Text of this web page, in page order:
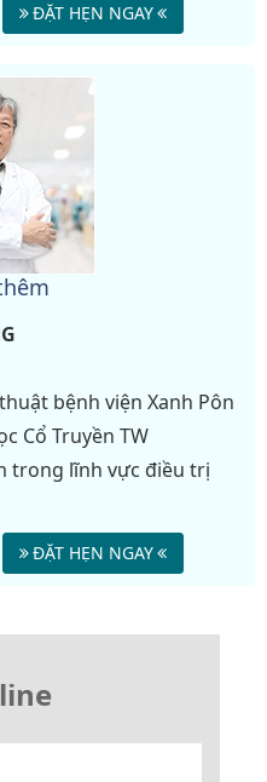
ĐẶT HẸN NGAY
bệnh viện Xanh Pôn
Cổ Truyền TW
trong lĩnh vực điều trị
ĐẶT HẸN NGAY